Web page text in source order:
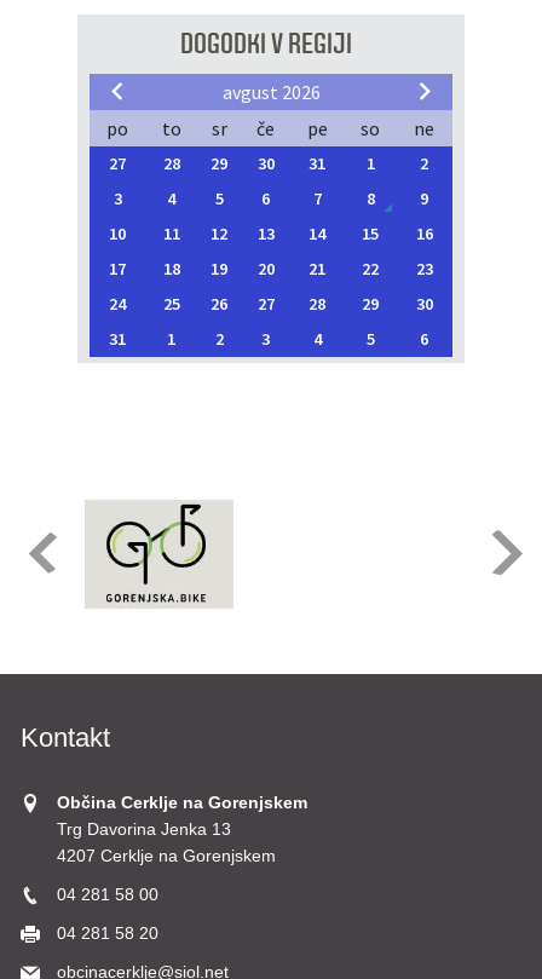
DOGODKI V REGIJI
avgust 2026
po
to sr če pe so ne
27 28 29 30 31 1
2
3
4 5 6 7 8
9
10
11 12 13 14 15
16
17
18 19 20 21 22
23
24
25 26 27 28 29
30
31
1 2 3 4 5 6
Kontakt
Občina Cerklje na Gorenjskem
Trg Davorina Jenka 13
4207 Cerklje na Gorenjskem
04 281 58 00
04 281 58 20
obcinacerklje@siol.net